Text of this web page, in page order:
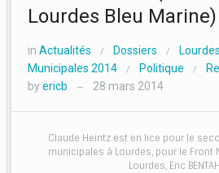
Lourdes Bleu Marine)
inActualités / Dossiers / Lourdes
Municipales 2014 / Politique /
byericb — 28 mars 2014
Claude Heintz est en lice pour le
municipales à Lourdes, pour le Front
Lourdes, Eric